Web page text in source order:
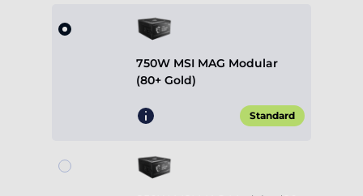
750W MSI MAG Modular
(80+ Gold)
Standard